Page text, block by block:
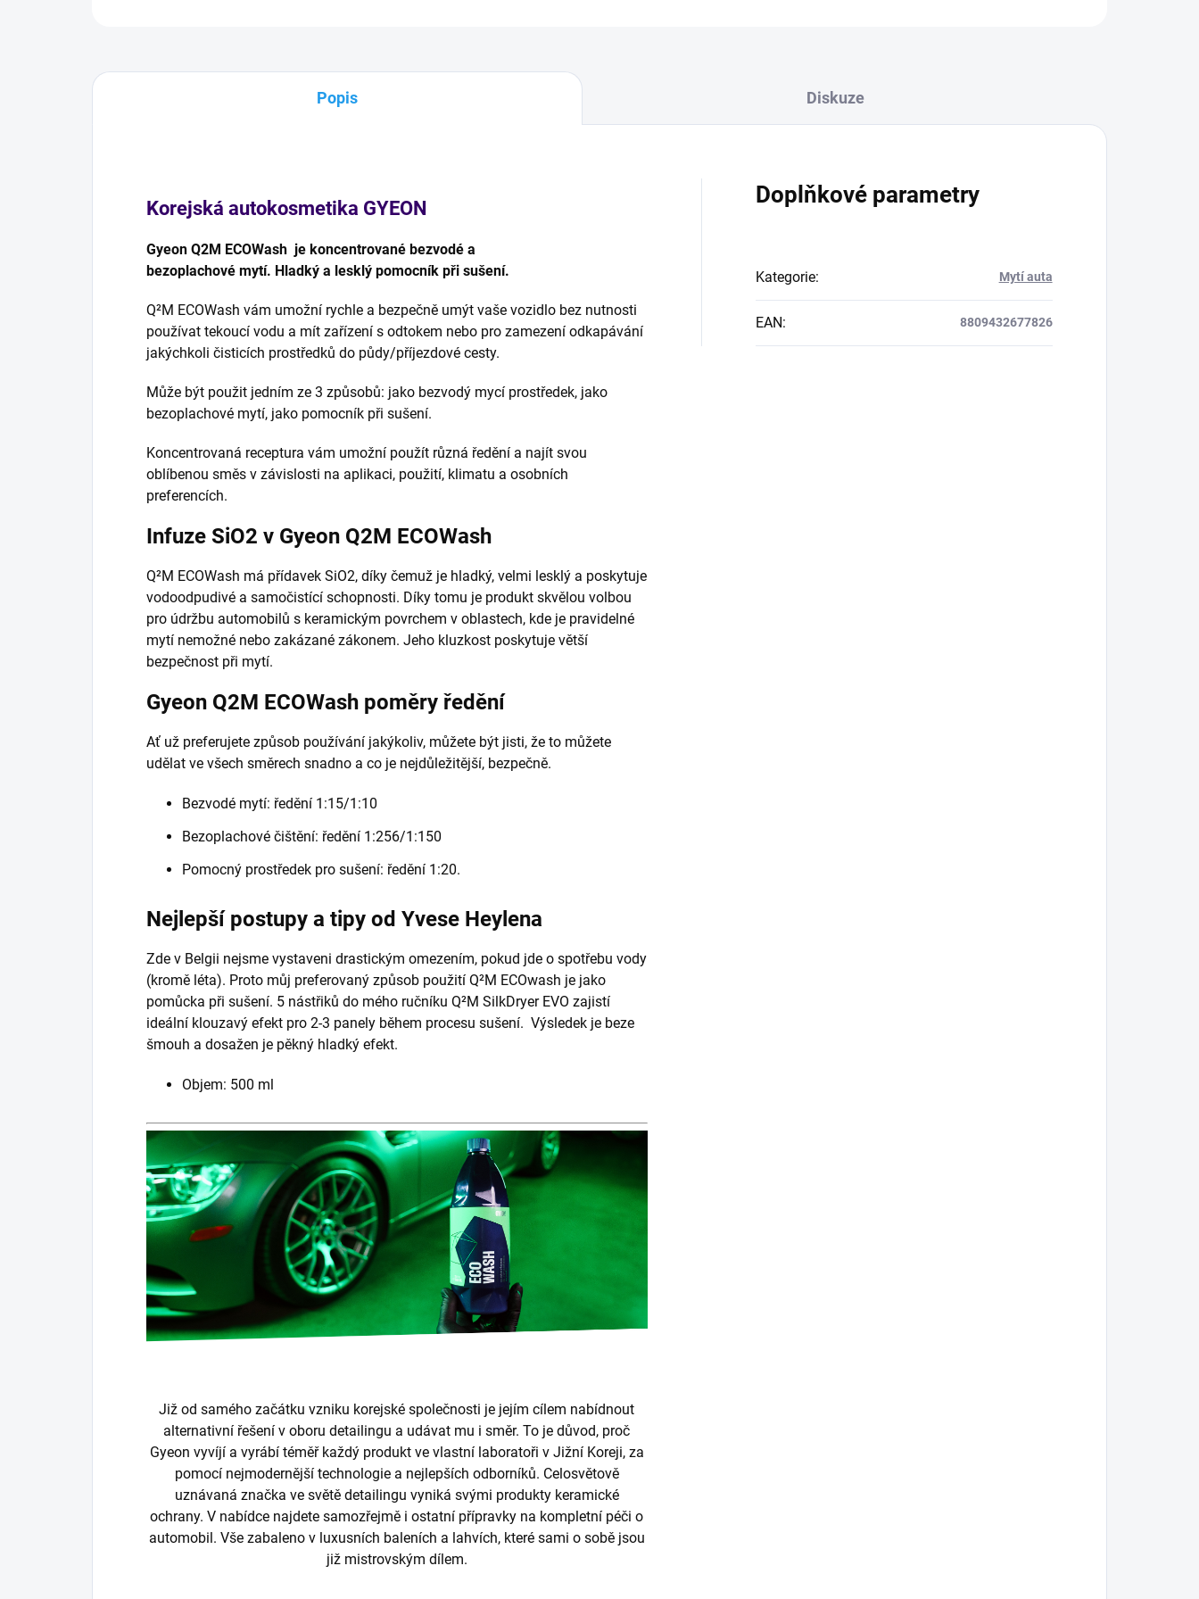
Popis Diskuze
Korejská autokosmetika GYEON
Gyeon Q2M ECOWash je koncentrované bezvodé a
bezoplachové mytí. Hladký a lesklý pomocník při sušení.
Q²M ECOWash vám umožní rychle a bezpečně umýt vaše vozidlo bez nutnosti
používat tekoucí vodu a mít zařízení s odtokem nebo pro zamezení odkapávání
jakýchkoli čisticích prostředků do půdy/příjezdové cesty.
Může být použit jedním ze 3 způsobů: jako bezvodý mycí prostředek, jako
bezoplachové mytí, jako pomocník při sušení.
Koncentrovaná receptura vám umožní použít různá ředění a najít svou
oblíbenou směs v závislosti na aplikaci, použití, klimatu a osobních
preferencích.
Infuze SiO2 v Gyeon Q2M ECOWash
Q²M ECOWash má přídavek SiO2, díky čemuž je hladký, velmi lesklý a poskytuje
vodoodpudivé a samočistící schopnosti. Díky tomu je produkt skvělou volbou
pro údržbu automobilů s keramickým povrchem v oblastech, kde je pravidelné
mytí nemožné nebo zakázané zákonem. Jeho kluzkost poskytuje větší
bezpečnost při mytí.
Gyeon Q2M ECOWash poměry ředění
Ať už preferujete způsob používání jakýkoliv, můžete být jisti, že to můžete
udělat ve všech směrech snadno a co je nejdůležitější, bezpečně.
Bezvodé mytí: ředění 1:15/1:10
Bezoplachové čištění: ředění 1:256/1:150
Pomocný prostředek pro sušení: ředění 1:20.
Nejlepší postupy a tipy od Yvese Heylena
Zde v Belgii nejsme vystaveni drastickým omezením, pokud jde o spotřebu vody
(kromě léta). Proto můj preferovaný způsob použití Q²M ECOwash je jako
pomůcka při sušení. 5 nástřiků do mého ručníku Q²M SilkDryer EVO zajistí
ideální klouzavý efekt pro 2-3 panely během procesu sušení. Výsledek je beze
šmouh a dosažen je pěkný hladký efekt.
Objem: 500 ml
Již od samého začátku vzniku korejské společnosti je jejím cílem nabídnout
alternativní řešení v oboru detailingu a udávat mu i směr. To je důvod, proč
Gyeon vyvíjí a vyrábí téměř každý produkt ve vlastní laboratoři v Jižní Koreji, za
pomocí nejmodernější technologie a nejlepších odborníků. Celosvětově
uznávaná značka ve světě detailingu vyniká svými produkty keramické
ochrany. V nabídce najdete samozřejmě i ostatní přípravky na kompletní péči o
automobil. Vše zabaleno v luxusních baleních a lahvích, které sami o sobě jsou
již mistrovským dílem.
Doplňkové parametry
Kategorie: Mytí auta
EAN: 8809432677826